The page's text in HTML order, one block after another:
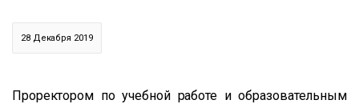
28 Декабря 2019
Проректором по учебной работе и образовательным